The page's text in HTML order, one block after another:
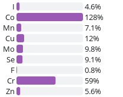
I
4.6%
Co
128%
Mn
7.1%
Cu
12%
Mo
9.8%
Se
9.1%
F
0.8%
Cr
59%
Zn
5.6%